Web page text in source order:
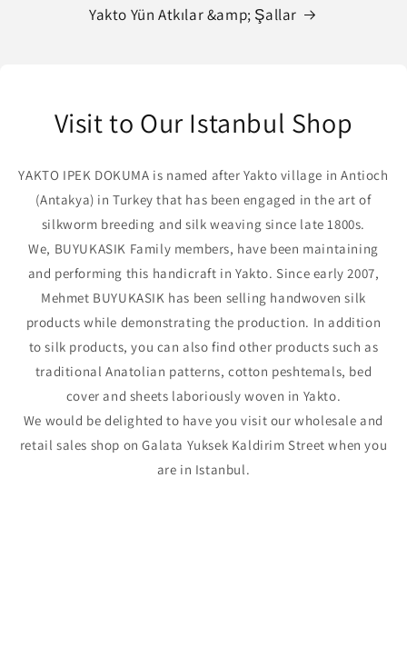
Yakto Yün Atkılar &amp; Şallar
Visit to Our Istanbul Shop
YAKTO IPEK DOKUMA is named after Yakto village in Antioch
(Antakya) in Turkey that has been engaged in the art of
silkworm breeding and silk weaving since late 1800s.
We, BUYUKASIK Family members, have been maintaining
and performing this handicraft in Yakto. Since early 2007,
Mehmet BUYUKASIK has been selling handwoven silk
products while demonstrating the production. In addition
to silk products, you can also find other products such as
traditional Anatolian patterns, cotton peshtemals, bed
cover and sheets laboriously woven in Yakto.
We would be delighted to have you visit our wholesale and
retail sales shop on Galata Yuksek Kaldirim Street when you
are in Istanbul.